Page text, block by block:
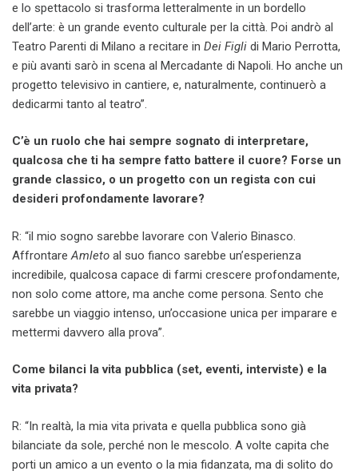
e lo spettacolo si trasforma letteralmente in un bordello
dell’arte: è un grande evento culturale per la città. Poi andrò al
Teatro Parenti di Milano a recitare in Dei Figli di Mario Perrotta,
e più avanti sarò in scena al Mercadante di Napoli. Ho anche un
progetto televisivo in cantiere, e, naturalmente, continuerò a
dedicarmi tanto al teatro”.
C’è un ruolo che hai sempre sognato di interpretare,
qualcosa che ti ha sempre fatto battere il cuore? Forse un
grande classico, o un progetto con un regista con cui
desideri profondamente lavorare?
R: “il mio sogno sarebbe lavorare con Valerio Binasco.
Affrontare Amleto al suo fianco sarebbe un’esperienza
incredibile, qualcosa capace di farmi crescere profondamente,
non solo come attore, ma anche come persona. Sento che
sarebbe un viaggio intenso, un’occasione unica per imparare e
mettermi davvero alla prova”.
Come bilanci la vita pubblica (set, eventi, interviste) e la
vita privata?
R: “In realtà, la mia vita privata e quella pubblica sono già
bilanciate da sole, perché non le mescolo. A volte capita che
porti un amico a un evento o la mia fidanzata, ma di solito do